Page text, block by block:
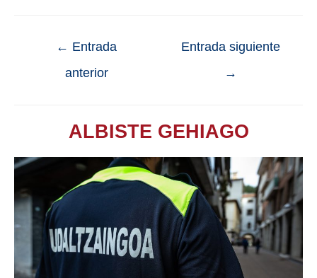
← Entrada
anterior
Entrada siguiente
→
ALBISTE GEHIAGO